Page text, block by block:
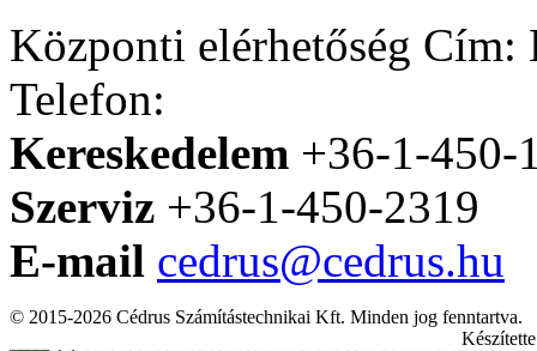
Központi elérhetőség Cím:
Telefon:
Kereskedelem +36-1-450-
Szerviz +36-1-450-2319
E-mail cedrus@cedrus.hu
© 2015-2026 Cédrus Számítástechnikai Kft. Minden jog fenntartva.